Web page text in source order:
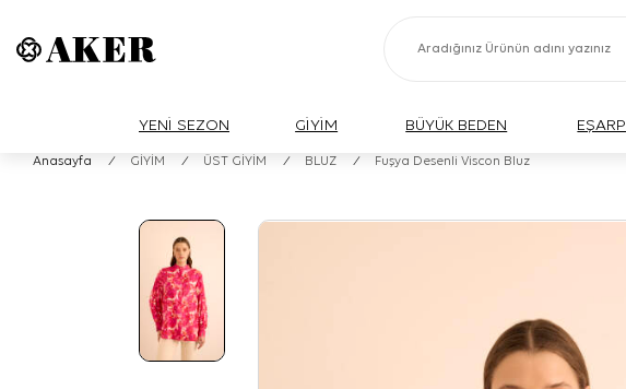
YENİ SEZON GİYİM BÜYÜK BEDEN EŞARP
Anasayfa / GİYİM / ÜST GİYİM / BLUZ / Fuşya Desenli Viscon Bluz